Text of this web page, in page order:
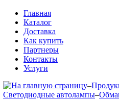
Главная
Каталог
Доставка
Как купить
Партнеры
Контакты
Услуги
–
Светодиодные автолампы–